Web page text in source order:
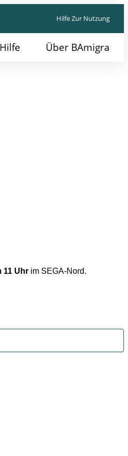
Hilfe Zur Nutzung
Über BAmigra
11 Uhr im SEGA-Nord.